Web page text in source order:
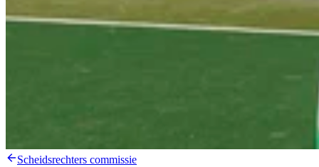
Scheidsrechters commissie